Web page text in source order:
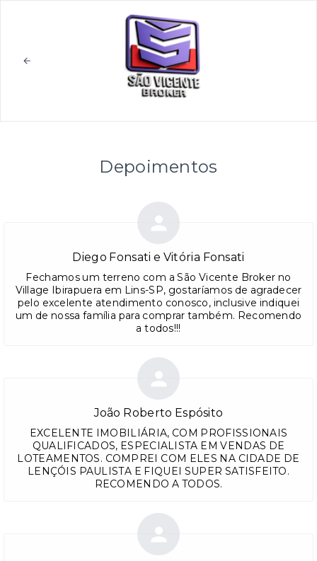
Depoimentos
Diego Fonsati e Vitória Fonsati
Fechamos um terreno com a São Vicente Broker no
Village Ibirapuera em Lins-SP, gostaríamos de agradecer
pelo excelente atendimento conosco, inclusive indiquei
um de nossa família para comprar também. Recomendo
a todos!!!
João Roberto Espósito
EXCELENTE IMOBILIÁRIA, COM PROFISSIONAIS
QUALIFICADOS, ESPECIALISTA EM VENDAS DE
LOTEAMENTOS. COMPREI COM ELES NA CIDADE DE
LENÇÓIS PAULISTA E FIQUEI SUPER SATISFEITO.
RECOMENDO A TODOS.